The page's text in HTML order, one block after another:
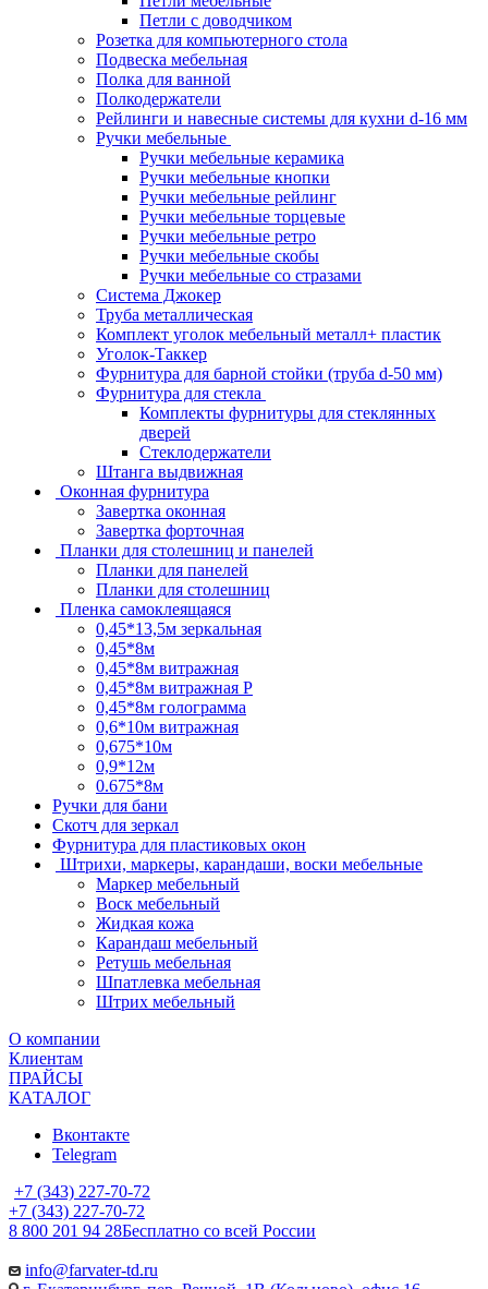
Петли с доводчиком
Розетка для компьютерного стола
Подвеска мебельная
Полка для ванной
Полкодержатели
Рейлинги и навесные системы для кухни d-16 мм
Ручки мебельные
Ручки мебельные керамика
Ручки мебельные кнопки
Ручки мебельные рейлинг
Ручки мебельные торцевые
Ручки мебельные ретро
Ручки мебельные скобы
Ручки мебельные со стразами
Система Джокер
Труба металлическая
Комплект уголок мебельный металл+ пластик
Уголок-Таккер
Фурнитура для барной стойки (труба d-50 мм)
Фурнитура для стекла
Комплекты фурнитуры для стеклянных
дверей
Стеклодержатели
Штанга выдвижная
Оконная фурнитура
Завертка оконная
Завертка форточная
Планки для столешниц и панелей
Планки для панелей
Планки для столешниц
Пленка самоклеящаяся
0,45*13,5м зеркальная
0,45*8м
0,45*8м витражная
0,45*8м витражная Р
0,45*8м голограмма
0,6*10м витражная
0,675*10м
0,9*12м
0.675*8м
Ручки для бани
Скотч для зеркал
Фурнитура для пластиковых окон
Штрихи, маркеры, карандаши, воски мебельные
Маркер мебельный
Воск мебельный
Жидкая кожа
Карандаш мебельный
Ретушь мебельная
Шпатлевка мебельная
Штрих мебельный
О компании
Клиентам
ПРАЙСЫ
КАТАЛОГ
Вконтакте
Telegram
+7 (343) 227-70-72
+7 (343) 227-70-72
8 800 201 94 28Бесплатно со всей России
info@farvater-td.ru